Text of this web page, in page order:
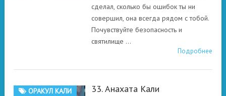
сделал, сколько бы ошибок ты ни
совершил, она всегда рядом с тобой.
Почувствуйте безопасность и
святилище …
Подробнее
ОРАКУЛ КАЛИ 33. Анахата Кали